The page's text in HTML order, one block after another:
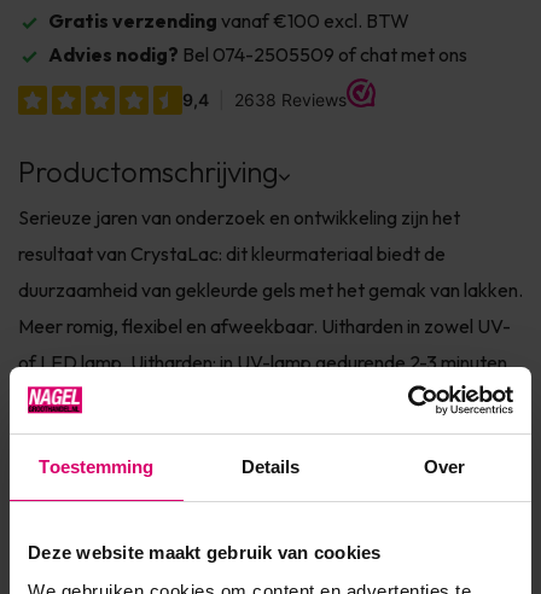
Toestemming Details Over
Deze website maakt gebruik van cookies
Gratis verzending vanaf €100 excl. BTW
Advies nodig? Bel 074-2505509 of chat met ons
Productomschrijving
Serieuze jaren van onderzoek en ontwikkeling zijn het
resultaat van CrystaLac: dit kleurmateriaal biedt de
duurzaamheid van gekleurde gels met het gemak van lakken.
Meer romig, flexibel en afweekbaar. Uitharden in zowel UV-
of LED lamp. Uitharden: in UV-lamp gedurende 2-3 minuten,
LED in 1-2 minuten. Te gebruiken op zowel kunstnagels als
natuurli...
Product specificaties